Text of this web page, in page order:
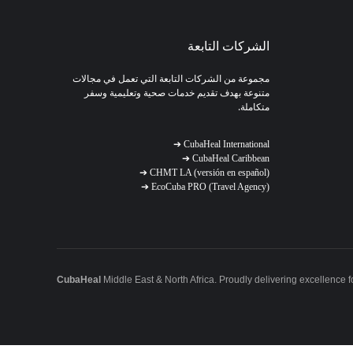
الشركات التابعة
مجموعة من الشركات التابعة التي تعمل في مجالات
متنوعة بهدف تقديم خدمات صحية وتعليمية وسفر
متكاملة.
CubaHeal International
➔
CubaHeal Caribbean
➔
CHMT LA (versión en español)
➔
EcoCuba PRO (Travel Agency)
➔
CubaHeal Middle East & North Africa. Proudly delivering excellence